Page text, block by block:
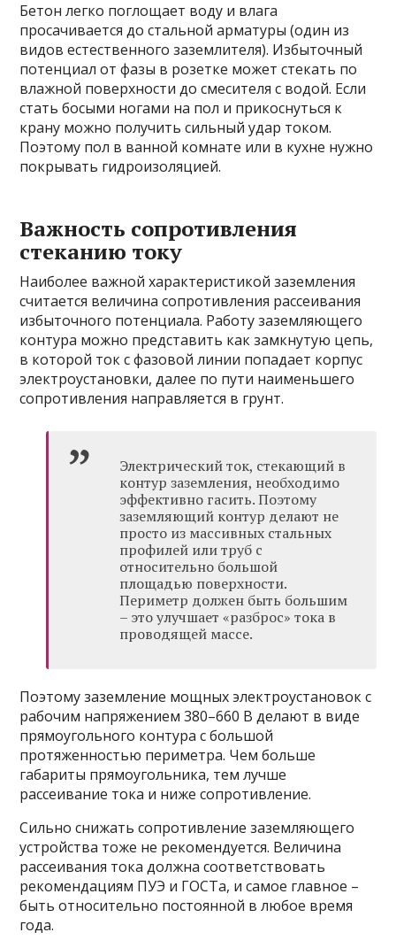
Бетон легко поглощает воду и влага
просачивается до стальной арматуры (один из
видов естественного заземлителя). Избыточный
потенциал от фазы в розетке может стекать по
влажной поверхности до смесителя с водой. Если
стать босыми ногами на пол и прикоснуться к
крану можно получить сильный удар током.
Поэтому пол в ванной комнате или в кухне нужно
покрывать гидроизоляцией.
Важность сопротивления
стеканию току
Наиболее важной характеристикой заземления
считается величина сопротивления рассеивания
избыточного потенциала. Работу заземляющего
контура можно представить как замкнутую цепь,
в которой ток с фазовой линии попадает корпус
электроустановки, далее по пути наименьшего
сопротивления направляется в грунт.
Электрический ток, стекающий в
контур заземления, необходимо
эффективно гасить. Поэтому
заземляющий контур делают не
просто из массивных стальных
профилей или труб с
относительно большой
площадью поверхности.
Периметр должен быть большим
– это улучшает «разброс» тока в
проводящей массе.
Поэтому заземление мощных электроустановок с
рабочим напряжением 380–660 В делают в виде
прямоугольного контура с большой
протяженностью периметра. Чем больше
габариты прямоугольника, тем лучше
рассеивание тока и ниже сопротивление.
Сильно снижать сопротивление заземляющего
устройства тоже не рекомендуется. Величина
рассеивания тока должна соответствовать
рекомендациям ПУЭ и ГОСТа, и самое главное –
быть относительно постоянной в любое время
года.